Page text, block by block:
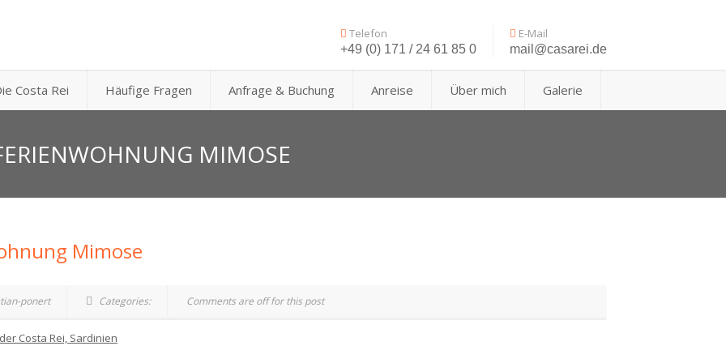
Telefon
+49 (0) 171 / 24 61 85 0
E-Mail
mail@casarei.de
Costa Rei Häufige Fragen Anfrage & Buchung Anreise Über mich Galerie
MIMOSE
Mimose
ponert Categories: Comments are off for this post